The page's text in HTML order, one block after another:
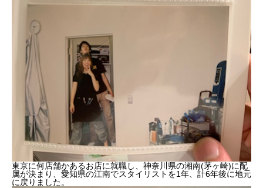
東京に何店舗かあるお店に就職し、神奈川県の湘南(茅ヶ崎)に配
属が決まり、愛知県の江南でスタイリストを1年、計6年後に地元
に戻りました。